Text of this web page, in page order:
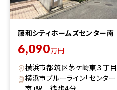
藤和シティホームズセンター南
6,090万円
横浜市都筑区茅ケ崎東３丁目
横浜市ブルーライン「センター